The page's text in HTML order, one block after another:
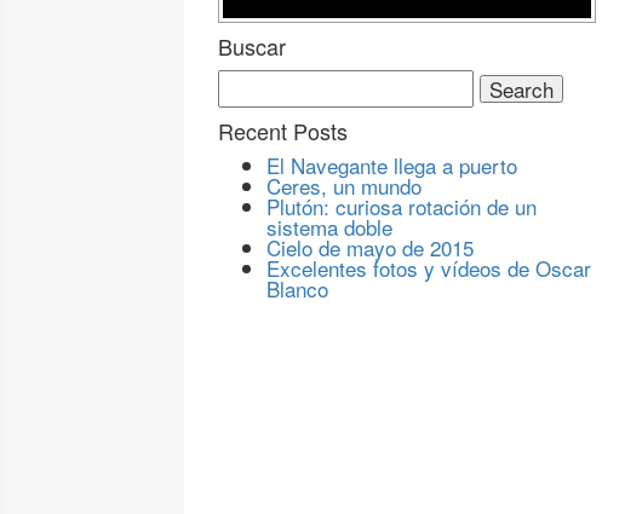
Buscar
Search
for:
Recent Posts
El Navegante llega a puerto
Ceres, un mundo
Plutón: curiosa rotación de un
sistema doble
Cielo de mayo de 2015
Excelentes fotos y vídeos de Oscar
Blanco